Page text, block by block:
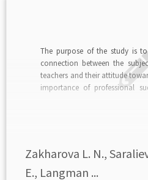
The purpose of the study is
connection between the
teachers and their attitude
importance of professional
Zakharova L. N.,
E., Langman ...